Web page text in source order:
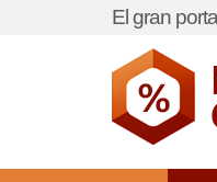
El gran